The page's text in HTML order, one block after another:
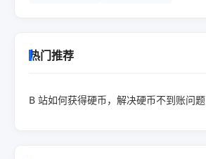
热门推荐
B 站如何获得硬币，解决硬币不到账问题